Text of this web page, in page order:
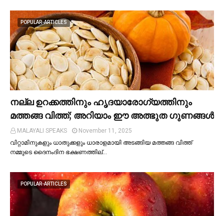
POPULAR-ARTICLES
നല്ല ഉറക്കത്തിനും ഹൃദയാരോഗ്യത്തിനും
മത്തങ്ങ വിത്ത്; അറിയാം ഈ അത്ഭുത ഗുണങ്ങള്‍
MALAYALI SPEAKS
November 11, 2025
വിറ്റാമിനുകളും ധാതുക്കളും ധാരാളമായി അടങ്ങിയ മത്തങ്ങ വിത്ത്
നമ്മുടെ ദൈനംദിന ഭക്ഷണത്തില്…
POPULAR-ARTICLES